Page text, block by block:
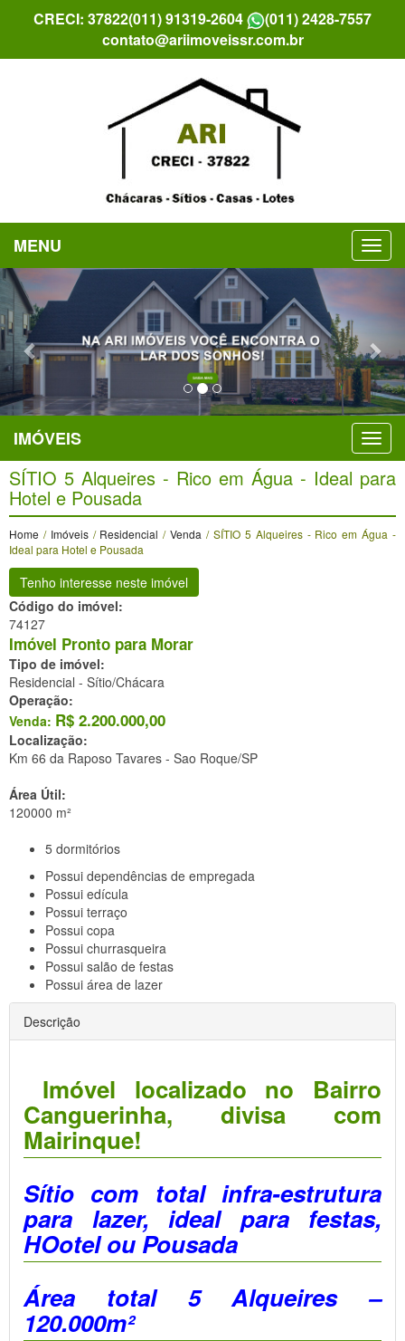
CRECI: 37822(011) 91319-2604
(011) 2428-7557
contato@ariimoveissr.com.br
MENU
Previous
IMÓVEIS
SÍTIO 5 Alqueires - Rico em Água - Ideal para
Hotel e Pousada
Home / Imóveis/ Residencial /Venda / SÍTIO 5 Alqueires - Rico em Água -
Ideal para Hotel e Pousada
Tenho interesse neste imóvel
Código do imóvel:
74127
Imóvel Pronto para Morar
Tipo de imóvel:
Residencial - Sítio/Chácara
Operação:
Venda: R$ 2.200.000,00
Localização:
Km 66 da Raposo Tavares - Sao Roque/SP
Área Útil:
120000 m²
5 dormitórios
Possui dependências de empregada
Possui edícula
Possui terraço
Possui copa
Possui churrasqueira
Possui salão de festas
Possui área de lazer
Descrição
Imóvel localizado no Bairro
Canguerinha, divisa com
Mairinque!
Sítio com total infra-estrutura
para lazer, ideal para festas,
HOotel ou Pousada
Área total 5 Alqueires –
120.000m²